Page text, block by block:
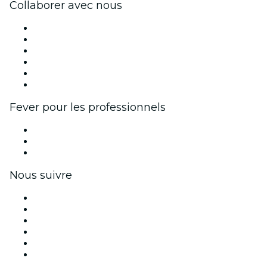
Collaborer avec nous
Fever pour les professionnels
Nous suivre